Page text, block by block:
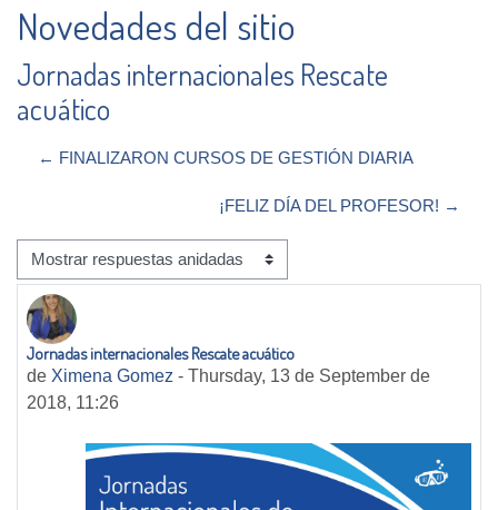
Novedades del sitio
Jornadas internacionales Rescate
acuático
← FINALIZARON CURSOS DE GESTIÓN DIARIA
¡FELIZ DÍA DEL PROFESOR! →
Mostrar modo
Jornadas internacionales Rescate acuático
de Ximena Gomez - Thursday, 13 de September de
2018, 11:26
Número de respuestas: 0